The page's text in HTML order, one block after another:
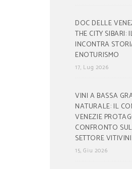
DOC DELLE
THE CITY SIBARI:
INCONTRA
ENOTURISMO
17, Lug 2026
VINI A BASSA
NATURALE: IL
VENEZIE
CONFRONTO
SETTORE
15, Giu 2026